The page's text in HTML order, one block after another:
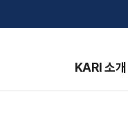
KARI 소개